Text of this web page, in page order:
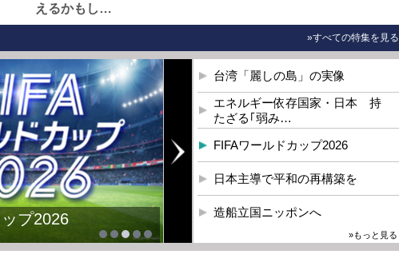
えるかもし…
»すべての特集を見る
プ2026
台湾「麗しの島」の実像
エネルギー依存国家・日本 持
たざる｢弱み…
FIFAワールドカップ2026
日本主導で平和の再構築を
造船立国ニッポンへ
»もっと見る